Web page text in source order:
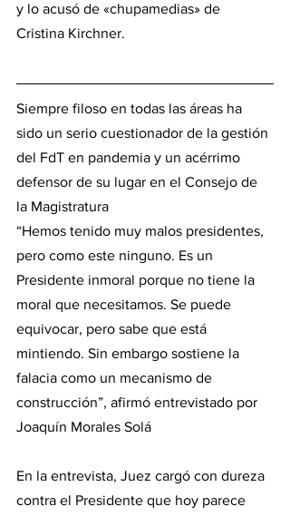
y lo acusó de «chupamedias» de
Cristina Kirchner.
Siempre filoso en todas las áreas ha
sido un serio cuestionador de la gestión
del FdT en pandemia y un acérrimo
defensor de su lugar en el Consejo de
la Magistratura
“Hemos tenido muy malos presidentes,
pero como este ninguno. Es un
Presidente inmoral porque no tiene la
moral que necesitamos. Se puede
equivocar, pero sabe que está
mintiendo. Sin embargo sostiene la
falacia como un mecanismo de
construcción”, afirmó entrevistado por
Joaquín Morales Solá
En la entrevista, Juez cargó con dureza
contra el Presidente que hoy parece